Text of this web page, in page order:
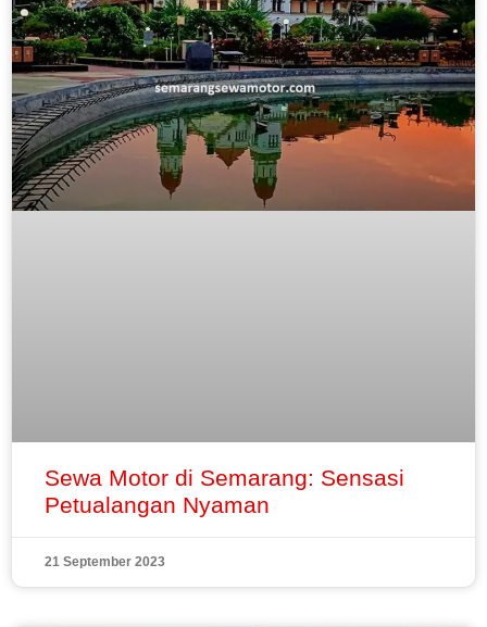
Sewa Motor di Semarang: Sensasi
Petualangan Nyaman
21 September 2023